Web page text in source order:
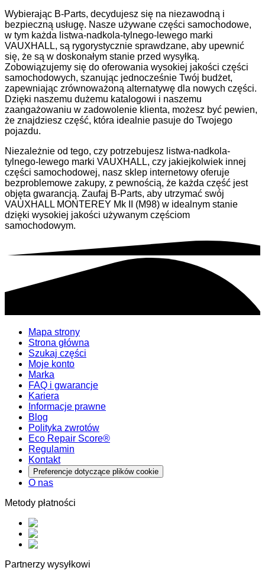
Wybierając B-Parts, decydujesz się na niezawodną i
bezpieczną usługę. Nasze używane części samochodowe,
w tym każda listwa-nadkola-tylnego-lewego marki
VAUXHALL, są rygorystycznie sprawdzane, aby upewnić
się, że są w doskonałym stanie przed wysyłką.
Zobowiązujemy się do oferowania wysokiej jakości części
samochodowych, szanując jednocześnie Twój budżet,
zapewniając zrównoważoną alternatywę dla nowych części.
Dzięki naszemu dużemu katalogowi i naszemu
zaangażowaniu w zadowolenie klienta, możesz być pewien,
że znajdziesz część, która idealnie pasuje do Twojego
pojazdu.
Niezależnie od tego, czy potrzebujesz listwa-nadkola-
tylnego-lewego marki VAUXHALL, czy jakiejkolwiek innej
części samochodowej, nasz sklep internetowy oferuje
bezproblemowe zakupy, z pewnością, że każda część jest
objęta gwarancją. Zaufaj B-Parts, aby utrzymać swój
VAUXHALL MONTEREY Mk II (M98) w idealnym stanie
dzięki wysokiej jakości używanym częściom
samochodowym.
Mapa strony
Strona główna
Szukaj części
Moje konto
Marka
FAQ i gwarancje
Kariera
Informacje prawne
Blog
Polityka zwrotów
Eco Repair Score®
Regulamin
Kontakt
Preferencje dotyczące plików cookie
O nas
Metody płatności
Partnerzy wysyłkowi